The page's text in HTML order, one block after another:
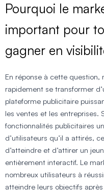
Pourquoi le
important pour
gagner en
En réponse à cette question,
rapidement se transformer
plateforme publicitaire
les ventes et les entreprises.
fonctionnalités publicitaires
d’utilisateurs qu’il a attirés,
d’atteindre et d’attirer un
entièrement interactif. Le
nombreux utilisateurs à
atteindre leurs objectifs